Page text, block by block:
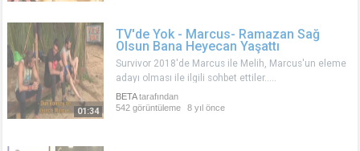
01:34
TV'de Yok - Marcus- Ramazan Sağ
Olsun Bana Heyecan Yaşattı
Survivor 2018'de Marcus ile Melih, Marcus'un eleme
adayı olması ile ilgili sohbet ettiler.....
BETAtarafından
542 görüntüleme
8 yıl önce